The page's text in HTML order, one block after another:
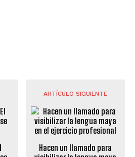
ARTÍCULO SIGUIENTE
Hacen un llamado para